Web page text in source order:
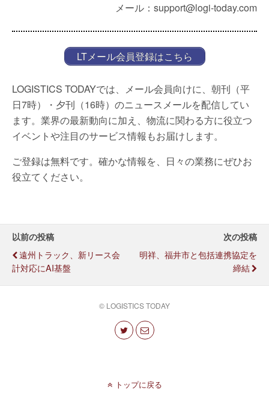
メール：support@logi-today.com
LTメール会員登録はこちら
LOGISTICS TODAYでは、メール会員向けに、朝刊（平
日7時）・夕刊（16時）のニュースメールを配信してい
ます。業界の最新動向に加え、物流に関わる方に役立つ
イベントや注目のサービス情報もお届けします。
ご登録は無料です。確かな情報を、日々の業務にぜひお
役立てください。
以前の投稿
遠州トラック、新リース会
計対応にAI基盤
次の投稿
明祥、福井市と包括連携協定を
締結
© LOGISTICS TODAY
トップに戻る